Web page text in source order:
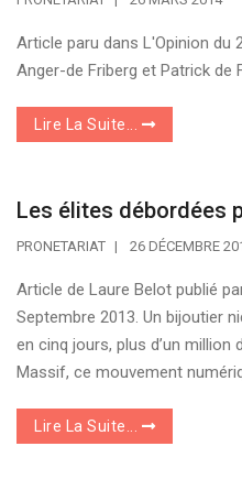
Article paru dans L'Opinion du
Anger-de Friberg et Patrick de
Lire La Suite...
Les élites débordées
PRONETARIAT 26 DÉCEMBRE
Article de Laure Belot publié
Septembre 2013. Un bijoutier
en cinq jours, plus d’un million
Massif, ce mouvement
Lire La Suite...